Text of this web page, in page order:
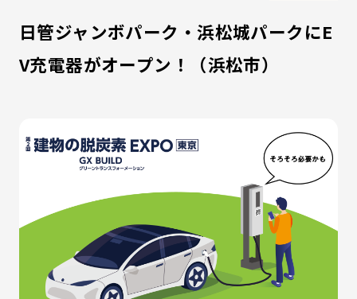
日管ジャンボパーク・浜松城パークにE
V充電器がオープン！（浜松市）